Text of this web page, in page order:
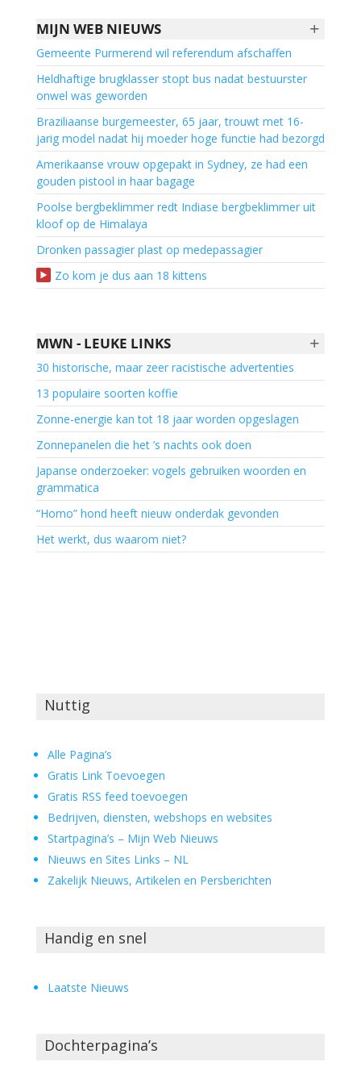
+
MIJN WEB NIEUWS
Gemeente Purmerend wil referendum afschaffen
Heldhaftige brugklasser stopt bus nadat bestuurster
onwel was geworden
Braziliaanse burgemeester, 65 jaar, trouwt met 16-
jarig model nadat hij moeder hoge functie had bezorgd
Amerikaanse vrouw opgepakt in Sydney, ze had een
gouden pistool in haar bagage
Poolse bergbeklimmer redt Indiase bergbeklimmer uit
kloof op de Himalaya
Dronken passagier plast op medepassagier
Zo kom je dus aan 18 kittens
+
MWN - LEUKE LINKS
30 historische, maar zeer racistische advertenties
13 populaire soorten koffie
Zonne-energie kan tot 18 jaar worden opgeslagen
Zonnepanelen die het ’s nachts ook doen
Japanse onderzoeker: vogels gebruiken woorden en
grammatica
“Homo” hond heeft nieuw onderdak gevonden
Het werkt, dus waarom niet?
Nuttig
Alle Pagina’s
Gratis Link Toevoegen
Gratis RSS feed toevoegen
Bedrijven, diensten, webshops en websites
Startpagina’s – Mijn Web Nieuws
Nieuws en Sites Links – NL
Zakelijk Nieuws, Artikelen en Persberichten
Handig en snel
Laatste Nieuws
Dochterpagina’s